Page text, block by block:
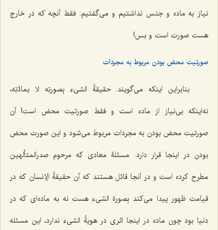
نیاز به ماده و جنس نداشتیم و مى‌گفتیم: فقط آنچه که در خارج
هست صورت است و بس!
صورتیت محض بودن مربوط به مجردات
بنابراین اینکه مى‌گویند:حقیقةُ الشىء بِصورتِه لا بمادَّتِه،
نه‌اینکه بی‌نیاز از ماده است و فقط صورتیت محض است! آن
صورتیت محض بودن به مجردات مربوط مى‌شود و این صورت محض
بودن در اینجا قرار دارد. مسئلۀ معادى که مرحوم صدرالمتألهین
مطرح کرده است و در آنجا قائل هستند که آن حقیقةُ الإنسان که در
قیامت ظهور پیدا مى‌کند بِصورة الشی‌ءهست نه به ماده‌ای که در
دنیا بود چون ماده در اینجا اثرى درهویةُ الشی‌ء ندارد، این مسئله